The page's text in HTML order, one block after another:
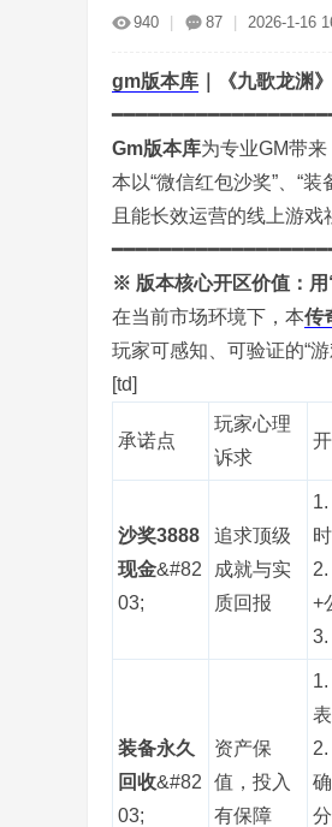
940 87 2026-1-16
gm版本库 ｜《九歌龙渊
Gm版本库为专业GM带
本以“微信红包沙奖”、“
且能长效运营的线上游戏
※ 版本核心开区价值：
在当前市场环境下，本传
玩家可感知、可验证的“游
[td]
承诺点
玩家心理
诉求
沙奖3888
现金&#82
03;
追求顶级
成就与实
质回报
+
3.
装备永久
回收&#82
03;
资产保
值，投入
有保障